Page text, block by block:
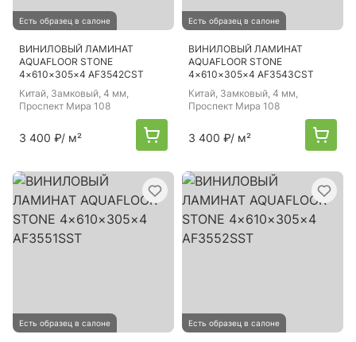
Есть образец в салоне
ВИНИЛОВЫЙ ЛАМИНАТ
AQUAFLOOR STONE
4×610×305×4 AF3542CST
Китай, Замковый, 4 мм,
Проспект Мира 108
3 400 ₽/ м²
Есть образец в салоне
ВИНИЛОВЫЙ ЛАМИНАТ
AQUAFLOOR STONE
4×610×305×4 AF3543CST
Китай, Замковый, 4 мм,
Проспект Мира 108
3 400 ₽/ м²
Есть образец в салоне Есть образец в салоне